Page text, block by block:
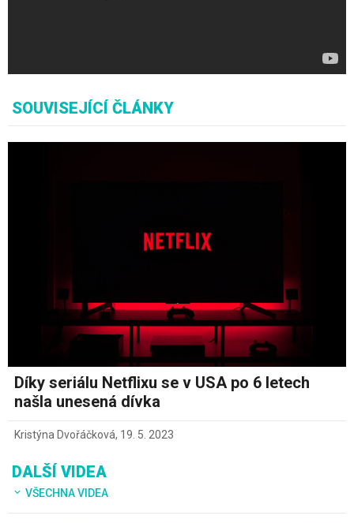
SOUVISEJÍCÍ ČLÁNKY
Díky seriálu Netflixu se v USA po 6 letech
našla unesená dívka
Kristýna Dvořáčková, 19. 5. 2023
DALŠÍ VIDEA
VŠECHNA VIDEA